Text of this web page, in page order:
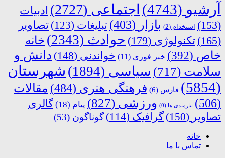
آرشیو (4743) اجتماعی (2727)
ادبیات
(153)
استخدام (2) بازار (403) تبلیغات (123)
تصاویر
(165)
تکنولوژی (179) حوادث (2343)
خانه
خاص (392) خبر فوری (11) خواندنی (148)
دانش و
سلامت (717) سیاسی (1894)
شهرستان
(5854)
فارس (6) فرهنگی هنری (484)
مقالات
(506)
نیازمندی ها (0) ورزشی (827) پیام (18)
گالری
تصاویر (150) گرافیک (114) گوناگون (53)
خانه
تماس با ما